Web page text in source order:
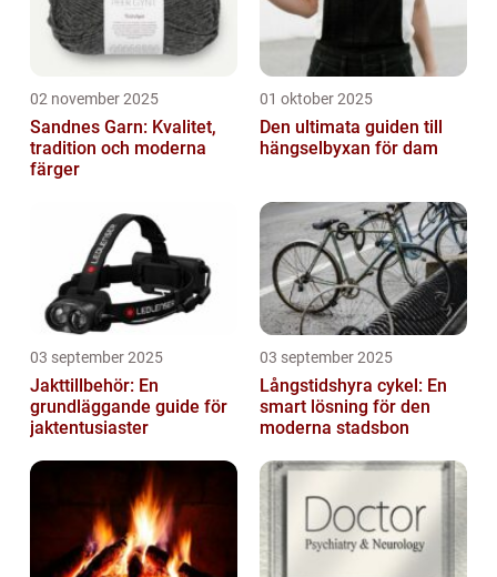
02 november 2025
Sandnes Garn: Kvalitet,
tradition och moderna
färger
01 oktober 2025
Den ultimata guiden till
hängselbyxan för dam
03 september 2025
Jakttillbehör: En
grundläggande guide för
jaktentusiaster
03 september 2025
Långstidshyra cykel: En
smart lösning för den
moderna stadsbon